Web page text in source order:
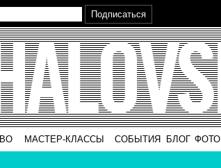
МАСТЕР-КЛАССЫ СОБЫТИЯ БЛОГ ФОТО